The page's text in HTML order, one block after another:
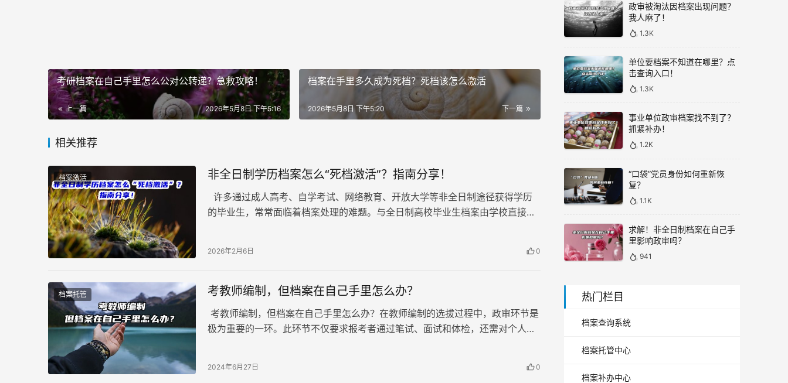
考研档案在自己手里怎么公对公转递？急救攻略！
上一篇 2026年5月8日 下午5:16
档案在手里多久成为死档？死档该怎么激活
下一篇
2026年5月8日 下午5:20
相关推荐
档案激活 非全日制学历档案怎么“死档激活”？指南分享！
许多通过成人高考、自学考试、网络教育、开放大学等非全日制途径获得学历
的毕业生，常常面临着档案处理的难题。与全日制高校毕业生档案由学校直接转
2026年2月6日 0
档案托管 考教师编制，但档案在自己手里怎么办？
考教师编制，但档案在自己手里怎么办？在教师编制的选拔过程中，政审环节是
极为重要的一环。此环节不仅要求报考者通过笔试、面试和体检，还需对个人档
2024年6月27日 0
政审被淘汰因档案出现问题？
我人麻了！
1.3K
单位要档案不知道在哪里？点
击查询入口！
1.3K
事业单位政审档案找不到了？
抓紧补办！
1.2K
“口袋”党员身份如何重新恢
复？
1.1K
求解！非全日制档案在自己手
里影响政审吗？
941
热门栏目
档案查询系统
档案托管中心
档案补办中心